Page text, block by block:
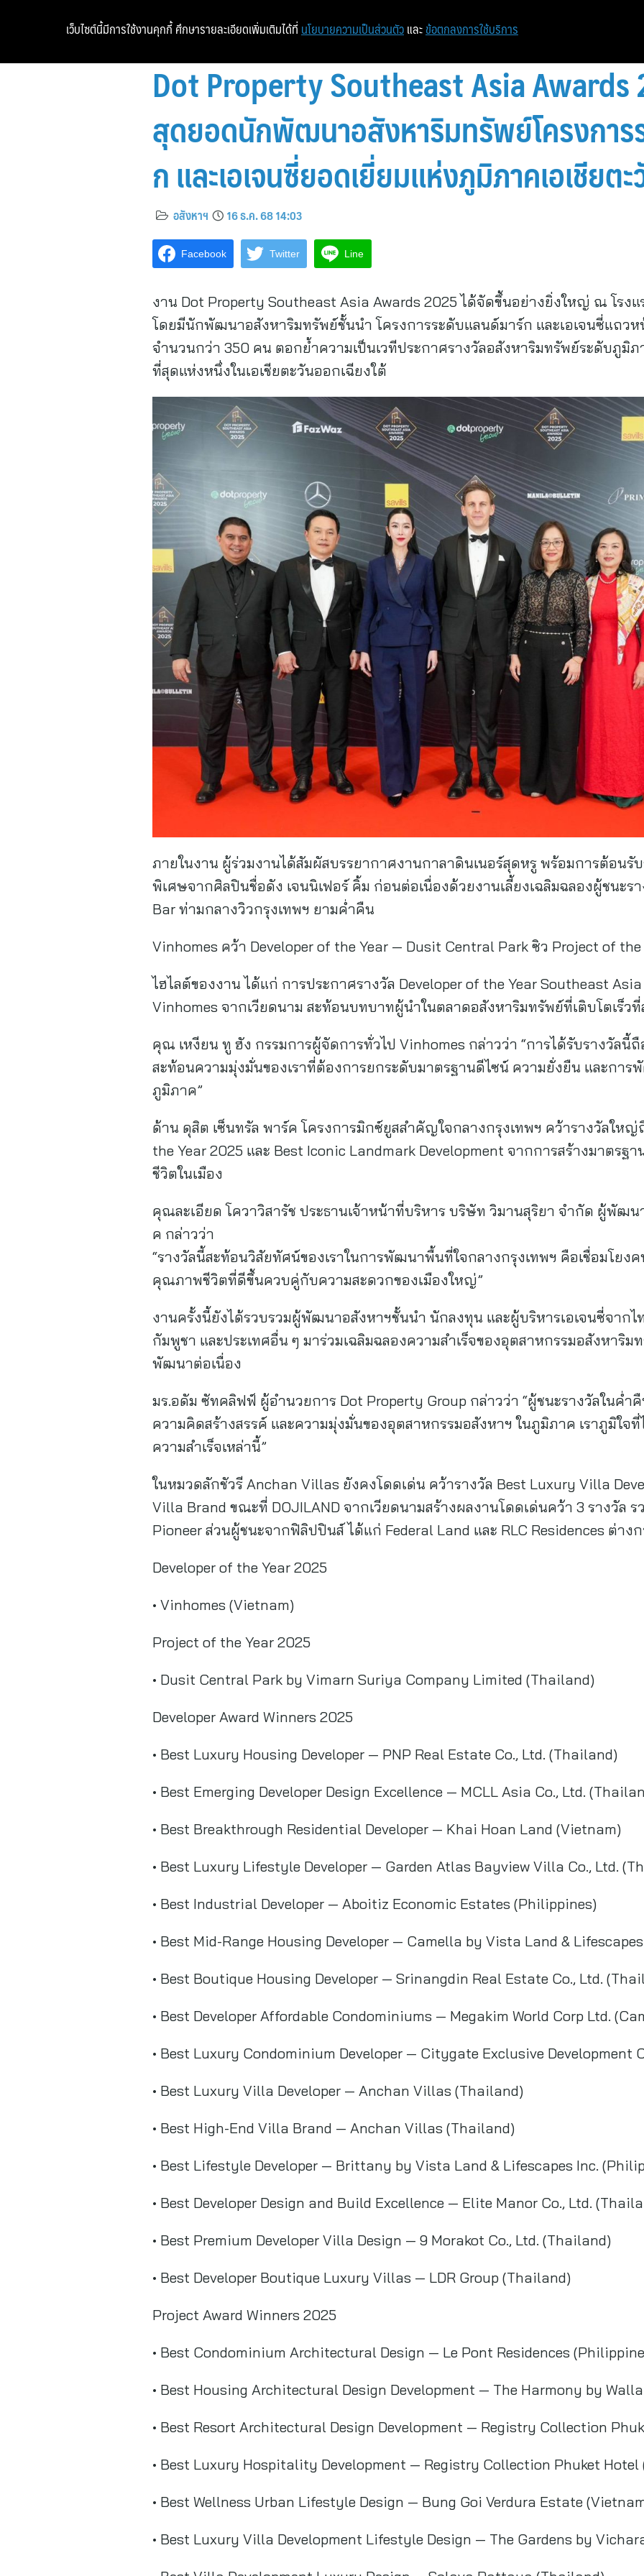
Dot Property Southeast Asia
สุดยอดนักพัฒนาอสังหาริมทรัพย์โครงการ
ก และเอเจนซี่ยอดเยี่ยมแห่งภูมิภาคเอเชียต
อสังหาฯ 16 ธ.ค. 68 14:03
Facebook Twitter Line
งาน Dot Property Southeast Asia Awards 2025 ได้จัดขึ้นอย่างยิ่งใหญ่ ณ โรง
โดยมีนักพัฒนาอสังหาริมทรัพย์ชั้นนำ โครงการระดับแลนด์มาร์ก และเอเจนซี่แถว
จำนวนกว่า 350 คน ตอกย้ำความเป็นเวทีประกาศรางวัลอสังหาริมทรัพย์ระดับภูมิ
ที่สุดแห่งหนึ่งในเอเชียตะวันออกเฉียงใต้
ภายในงาน ผู้ร่วมงานได้สัมผัสบรรยากาศงานกาลาดินเนอร์สุดหรู พร้อมการต้อนรั
พิเศษจากศิลปินชื่อดัง เจนนิเฟอร์ คิ้ม ก่อนต่อเนื่องด้วยงานเลี้ยงเฉลิมฉลองผู้ชนะร
Bar ท่ามกลางวิวกรุงเทพฯ ยามค่ำคืน
Vinhomes คว้า Developer of the Year — Dusit Central Park ซิว Project of the
ไฮไลต์ของงาน ได้แก่ การประกาศรางวัล Developer of the Year Southeast
Vinhomes จากเวียดนาม สะท้อนบทบาทผู้นำในตลาดอสังหาริมทรัพย์ที่เติบโตเร็ว
คุณ เหงียน ทู ฮัง กรรมการผู้จัดการทั่วไป Vinhomes กล่าวว่า “การได้รับรางวัลนี้ถื
สะท้อนความมุ่งมั่นของเราที่ต้องการยกระดับมาตรฐานดีไซน์ ความยั่งยืน และการ
ภูมิภาค”
ด้าน ดุสิต เซ็นทรัล พาร์ค โครงการมิกซ์ยูสสำคัญใจกลางกรุงเทพฯ คว้ารางวัลใหญ่
the Year 2025 และ Best Iconic Landmark Development จากการสร้างมาตรฐ
ชีวิตในเมือง
คุณละเอียด โควาวิสารัช ประธานเจ้าหน้าที่บริหาร บริษัท วิมานสุริยา จำกัด ผู้พัฒน
ค กล่าวว่า
“รางวัลนี้สะท้อนวิสัยทัศน์ของเราในการพัฒนาพื้นที่ใจกลางกรุงเทพฯ คือเชื่อมโยงค
คุณภาพชีวิตที่ดีขึ้นควบคู่กับความสะดวกของเมืองใหญ่”
งานครั้งนี้ยังได้รวบรวมผู้พัฒนาอสังหาฯชั้นนำ นักลงทุน และผู้บริหารเอเจนซี่จาก
กัมพูชา และประเทศอื่น ๆ มาร่วมเฉลิมฉลองความสำเร็จของอุตสาหกรรมอสังหาริม
พัฒนาต่อเนื่อง
มร.อดัม ซัทคลิฟฟ์ ผู้อำนวยการ Dot Property Group กล่าวว่า “ผู้ชนะรางวัลในค่
ความคิดสร้างสรรค์ และความมุ่งมั่นของอุตสาหกรรมอสังหาฯ ในภูมิภาค เราภูมิใจที่
ความสำเร็จเหล่านี้”
ในหมวดลักชัวรี Anchan Villas ยังคงโดดเด่น คว้ารางวัล Best Luxury Villa
Villa Brand ขณะที่ DOJILAND จากเวียดนามสร้างผลงานโดดเด่นคว้า 3 รางวัล
Pioneer ส่วนผู้ชนะจากฟิลิปปินส์ ได้แก่ Federal Land และ RLC Residences ต่า
Developer of the Year 2025
• Vinhomes (Vietnam)
Project of the Year 2025
• Dusit Central Park by Vimarn Suriya Company Limited (Thailand)
Developer Award Winners 2025
• Best Luxury Housing Developer — PNP Real Estate Co., Ltd. (Thailand)
• Best Emerging Developer Design Excellence — MCLL Asia Co., Ltd.
• Best Breakthrough Residential Developer — Khai Hoan Land (Vietnam)
• Best Luxury Lifestyle Developer — Garden Atlas Bayview Villa Co., Ltd.
• Best Industrial Developer — Aboitiz Economic Estates (Philippines)
• Best Mid-Range Housing Developer — Camella by Vista Land &
• Best Boutique Housing Developer — Srinangdin Real Estate Co., Ltd.
• Best Developer Affordable Condominiums — Megakim World Corp Ltd.
• Best Luxury Condominium Developer — Citygate Exclusive Development
• Best Luxury Villa Developer — Anchan Villas (Thailand)
• Best High-End Villa Brand — Anchan Villas (Thailand)
• Best Lifestyle Developer — Brittany by Vista Land & Lifescapes Inc.
• Best Developer Design and Build Excellence — Elite Manor Co., Ltd.
• Best Premium Developer Villa Design — 9 Morakot Co., Ltd. (Thailand)
• Best Developer Boutique Luxury Villas — LDR Group (Thailand)
Project Award Winners 2025
• Best Condominium Architectural Design — Le Pont Residences
• Best Housing Architectural Design Development — The Harmony by
• Best Resort Architectural Design Development — Registry Collection
• Best Luxury Hospitality Development — Registry Collection Phuket Hotel
• Best Wellness Urban Lifestyle Design — Bung Goi Verdura Estate
• Best Luxury Villa Development Lifestyle Design — The Gardens by
เว็บไซต์นี้มีการใช้งานคุกกี้ ศึกษารายละเอียดเพิ่มเติมได้ที่ นโยบายความเป็นส่วนตัว และ ข้อตกลงการใช้บริการ